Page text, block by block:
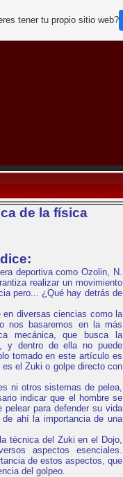
de la física
deportiva como Ozolin, N.
realizar un movimiento
pero... ¿Qué hay detrás de
en diversas ciencias como la
nos basaremos en la más
mecánica, que busca la
y dentro de ella no puede
tomado en este artículo es
el Zuki o golpe directo con
ni otros sistemas de pelea,
indicar que el hombre se
pelear para defender su vida
ahí la importancia de una
técnica del Zuki en el Dojo,
aspectos esenciales.
de estos aspectos, que
del golpeo.
tener tu propio sitio web?